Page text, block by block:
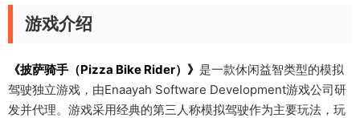
游戏介绍
《披萨骑手（Pizza Bike Rider）》 是一款休闲益智类型的模拟
驾驶独立游戏，由Enaayah Software Development游戏公司研
发并代理。游戏采用经典的第三人称模拟驾驶作为主要玩法，玩